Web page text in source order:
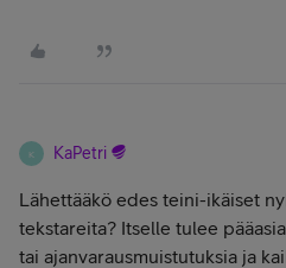
K KaPetri
Lähettääkö edes teini-ikäiset
tekstareita? Itselle tulee
tai ajanvarausmuistutuksia ja